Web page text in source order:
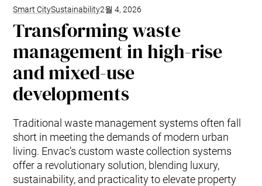
Smart CitySustainability2월 4, 2026
Transforming waste
management in high-rise
and mixed-use
developments
Traditional waste management systems often fall
short in meeting the demands of modern urban
living. Envac’s custom waste collection systems
offer a revolutionary solution, blending luxury,
sustainability, and practicality to elevate property